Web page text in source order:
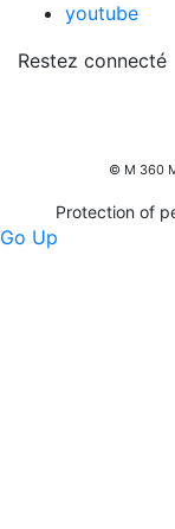
youtube
Restez connecté
© M 360
Protection of
Go Up